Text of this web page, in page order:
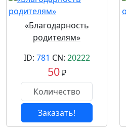
«Благодарность
родителям»
ID: 781 CN: 20222
50₽
Заказать!